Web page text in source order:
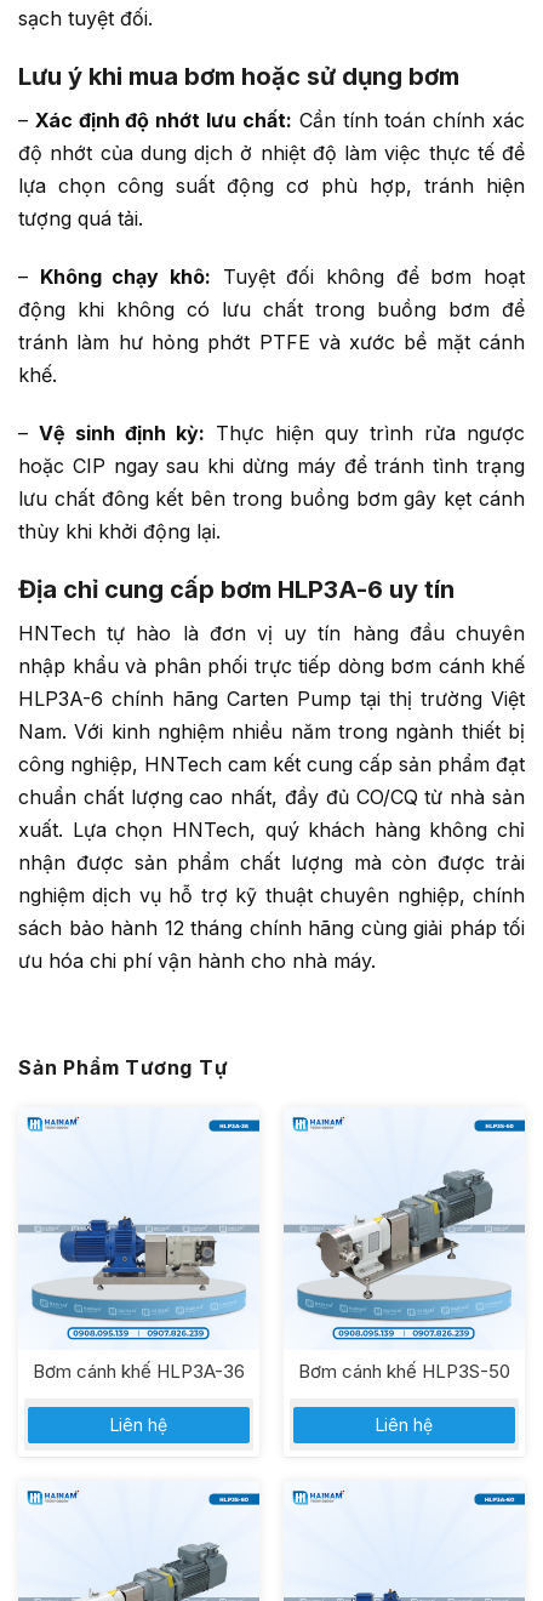
sạch tuyệt đối.
Lưu ý khi mua bơm hoặc sử dụng bơm
– Xác định độ nhớt lưu chất: Cần tính toán chính xác
độ nhớt của dung dịch ở nhiệt độ làm việc thực tế để
lựa chọn công suất động cơ phù hợp, tránh hiện
tượng quá tải.
– Không chạy khô: Tuyệt đối không để bơm hoạt
động khi không có lưu chất trong buồng bơm để
tránh làm hư hỏng phớt PTFE và xước bề mặt cánh
khế.
– Vệ sinh định kỳ: Thực hiện quy trình rửa ngược
hoặc CIP ngay sau khi dừng máy để tránh tình trạng
lưu chất đông kết bên trong buồng bơm gây kẹt cánh
thùy khi khởi động lại.
Địa chỉ cung cấp bơm HLP3A-6 uy tín
HNTech tự hào là đơn vị uy tín hàng đầu chuyên
nhập khẩu và phân phối trực tiếp dòng bơm cánh khế
HLP3A-6 chính hãng Carten Pump tại thị trường Việt
Nam. Với kinh nghiệm nhiều năm trong ngành thiết bị
công nghiệp, HNTech cam kết cung cấp sản phẩm đạt
chuẩn chất lượng cao nhất, đầy đủ CO/CQ từ nhà sản
xuất. Lựa chọn HNTech, quý khách hàng không chỉ
nhận được sản phẩm chất lượng mà còn được trải
nghiệm dịch vụ hỗ trợ kỹ thuật chuyên nghiệp, chính
sách bảo hành 12 tháng chính hãng cùng giải pháp tối
ưu hóa chi phí vận hành cho nhà máy.
Sản Phẩm Tương Tự
Bơm cánh khế HLP3A-36
Liên hệ
Bơm cánh khế HLP3S-50
Liên hệ